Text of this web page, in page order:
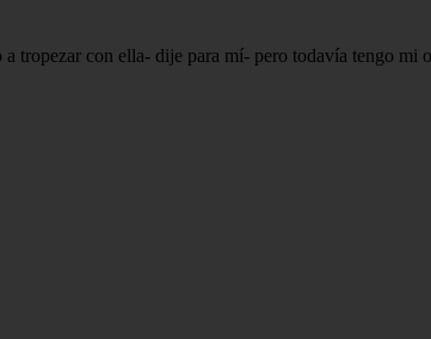
tropezar con ella- dije para mí- pero todavía tengo mi